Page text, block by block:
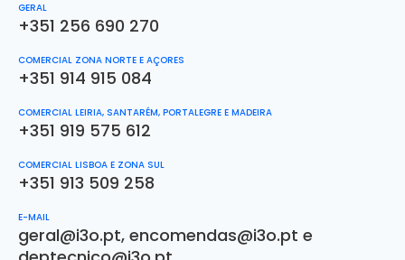
GERAL
+351 256 690 270
COMERCIAL ZONA NORTE E AÇORES
+351 914 915 084
COMERCIAL LEIRIA, SANTARÉM, PORTALEGRE E MADEIRA
+351 919 575 612
COMERCIAL LISBOA E ZONA SUL
+351 913 509 258
E-MAIL
geral@i3o.pt,encomendas@i3o.pt e